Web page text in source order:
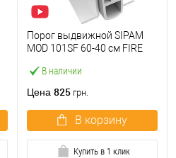
В наличии
Порог выдвижной SIPAM
MOD 101SF 60-40 см FIRE
Цена 825 грн.
В корзину
Купить в 1 клик